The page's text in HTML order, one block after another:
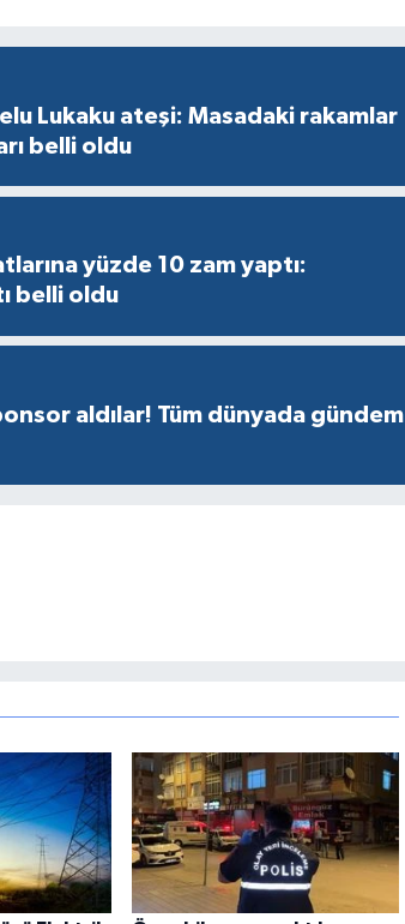
Lukaku ateşi: Masadaki rakamlar
belli oldu
yüzde 10 zam yaptı:
belli oldu
aldılar! Tüm dünyada gündem